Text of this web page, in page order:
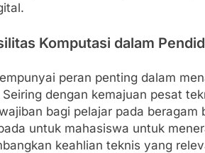
Komputasi dalam
peran penting dalam
dengan kemajuan pesat
bagi pelajar pada
untuk mahasiswa untuk
keahlian teknis yang